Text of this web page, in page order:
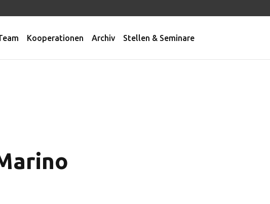
Kooperationen Archiv Stellen & Seminare